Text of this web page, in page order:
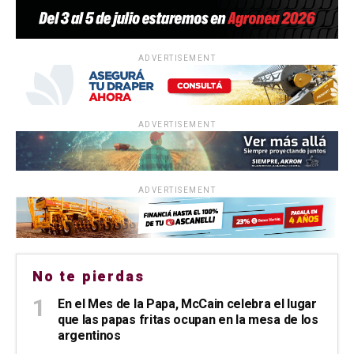
ADVERTISEMENT
ADVERTISEMENT
ADVERTISEMENT
No te pierdas
En el Mes de la Papa, McCain celebra el lugar
que las papas fritas ocupan en la mesa de los
argentinos